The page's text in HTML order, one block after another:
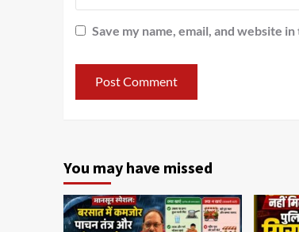
Save my name, email, and website
You may have missed